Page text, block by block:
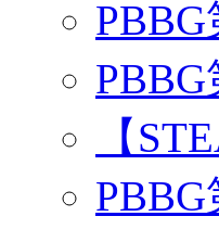
【